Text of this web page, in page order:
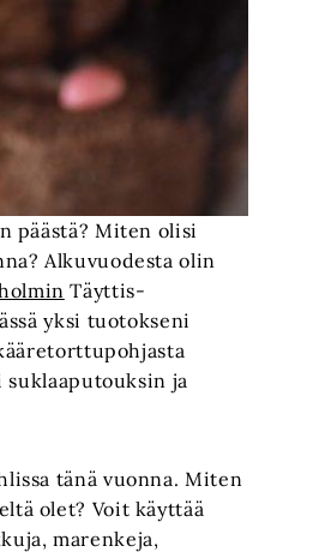
päästä? Miten olisi
Alkuvuodesta olin
Täyttis-
yksi tuotokseni
ja
tänä vuonna. Miten
olet? Voit käyttää
marenkeja,